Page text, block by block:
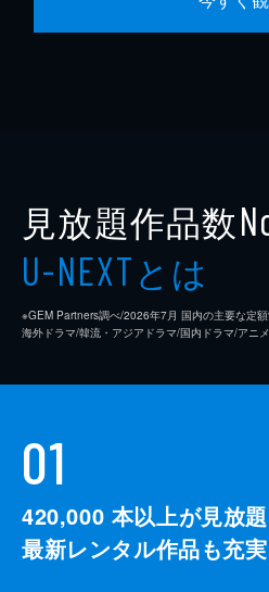
見放題作品数
U-NEXTとは
※GEM Partners調べ/2026年7⽉ 国内の主要な定
海外ドラマ/韓流・アジアドラマ/国内ドラマ/アニ
01
420,000 本以上が見放題
最新レンタル作品も充実